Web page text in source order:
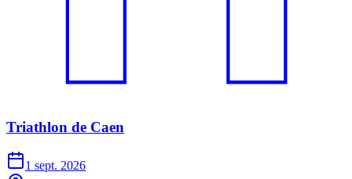
Triathlon de Caen
1 sept. 2026